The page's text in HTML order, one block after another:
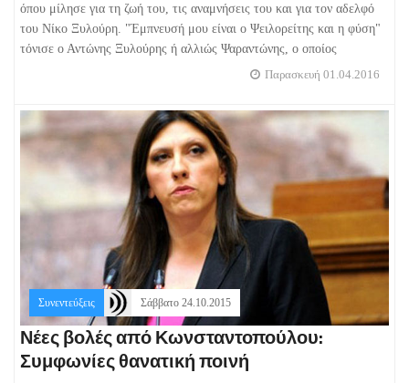
όπου μίλησε για τη ζωή του, τις αναμνήσεις του και για τον αδελφό
του Νίκο Ξυλούρη. "Έμπνευσή μου είναι ο Ψειλορείτης και η φύση"
τόνισε ο Αντώνης Ξυλούρης ή αλλιώς Ψαραντώνης, ο οποίος
Παρασκευή 01.04.2016
Συνεντεύξεις Σάββατο 24.10.2015
Νέες βολές από Κωνσταντοπούλου:
Συμφωνίες θανατική ποινή